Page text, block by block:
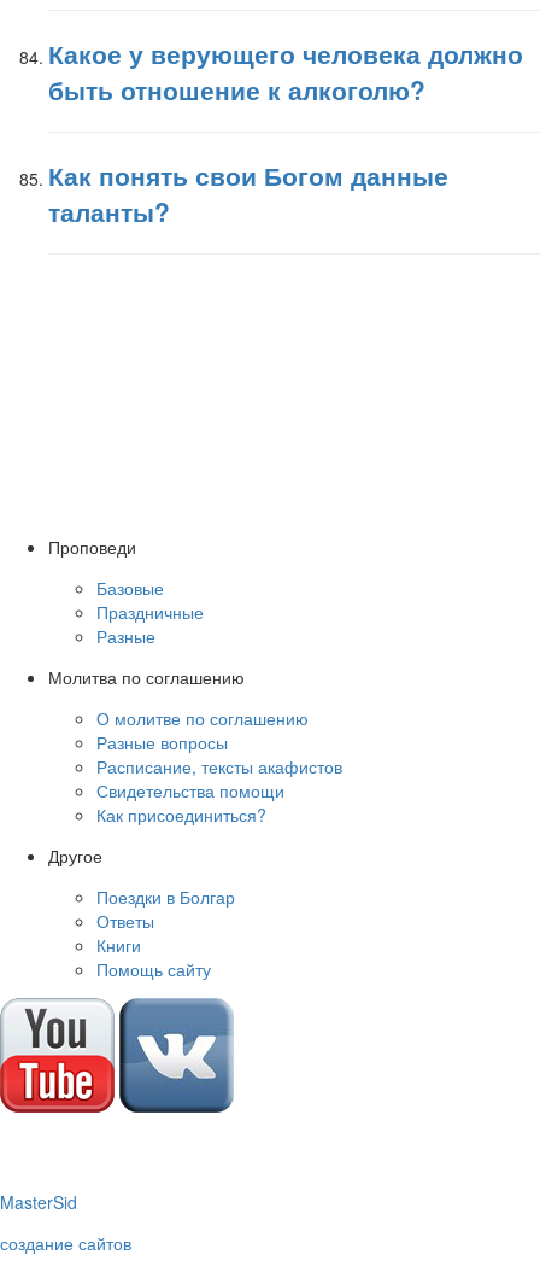
Какое у верующего человека должно
быть отношение к алкоголю?
Как понять свои Богом данные
таланты?
Проповеди
Базовые
Праздничные
Разные
Молитва по соглашению
О молитве по соглашению
Разные вопросы
Расписание, тексты акафистов
Свидетельства помощи
Как присоединиться?
Другое
Поездки в Болгар
Ответы
Книги
Помощь сайту
MasterSid
создание сайтов